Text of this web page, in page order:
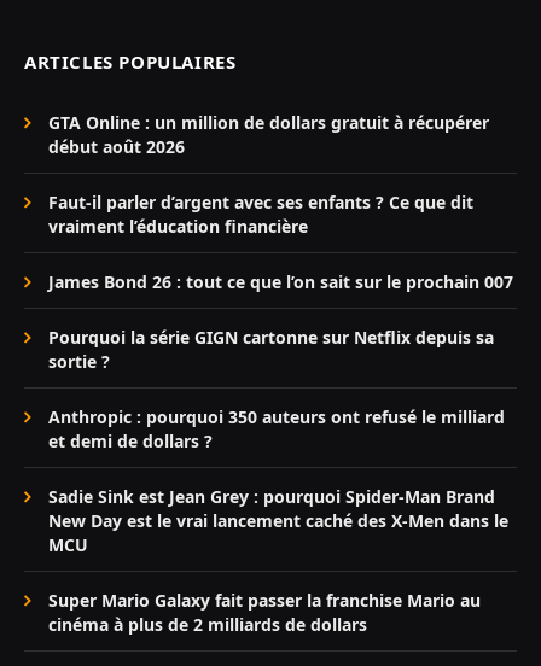
ARTICLES POPULAIRES
GTA Online : un million de dollars gratuit à récupérer
début août 2026
Faut-il parler d’argent avec ses enfants ? Ce que dit
vraiment l’éducation financière
James Bond 26 : tout ce que l’on sait sur le prochain 007
Pourquoi la série GIGN cartonne sur Netflix depuis sa
sortie ?
Anthropic : pourquoi 350 auteurs ont refusé le milliard
et demi de dollars ?
Sadie Sink est Jean Grey : pourquoi Spider-Man Brand
New Day est le vrai lancement caché des X-Men dans le
MCU
Super Mario Galaxy fait passer la franchise Mario au
cinéma à plus de 2 milliards de dollars